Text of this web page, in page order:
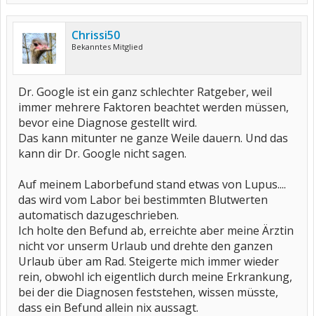
Chrissi50
Bekanntes Mitglied
Dr. Google ist ein ganz schlechter Ratgeber, weil
immer mehrere Faktoren beachtet werden müssen,
bevor eine Diagnose gestellt wird.
Das kann mitunter ne ganze Weile dauern. Und das
kann dir Dr. Google nicht sagen.
Auf meinem Laborbefund stand etwas von Lupus....
das wird vom Labor bei bestimmten Blutwerten
automatisch dazugeschrieben.
Ich holte den Befund ab, erreichte aber meine Ärztin
nicht vor unserm Urlaub und drehte den ganzen
Urlaub über am Rad. Steigerte mich immer wieder
rein, obwohl ich eigentlich durch meine Erkrankung,
bei der die Diagnosen feststehen, wissen müsste,
dass ein Befund allein nix aussagt.